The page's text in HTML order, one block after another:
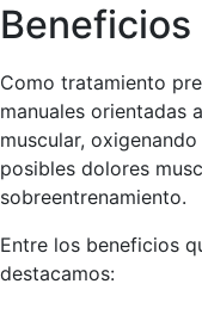
Beneficios
Como tratamiento
manuales orientadas
muscular,
posibles dolores
sobreentrenamiento.
Entre los beneficios
destacamos: